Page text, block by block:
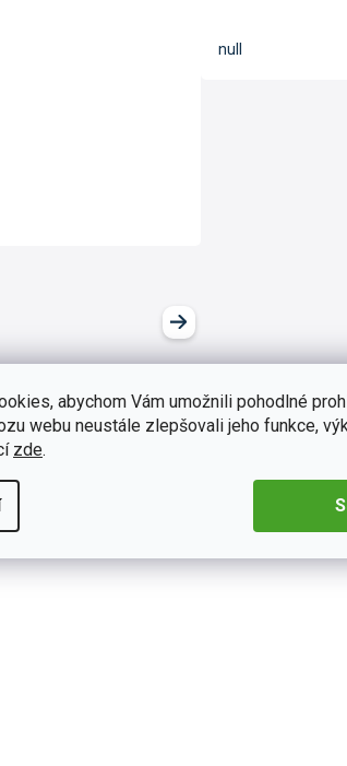
abychom Vám umožnili pohodlné
webu neustále zlepšovali jeho funkce,
zde.
null